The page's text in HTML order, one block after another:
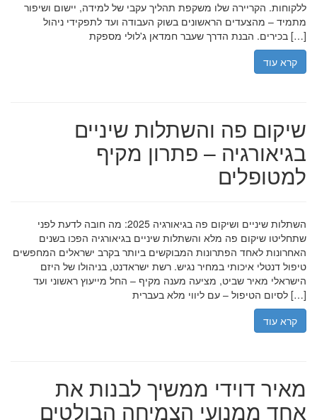
ללקוחות. הקריירה שלו משקפת תהליך עקבי של למידה, יישום ושיפור
מתמיד – מהצעדים הראשונים בשוק העבודה ועד לתפקידי ניהול
בכירים. הבנת הדרך שעבר חמדאן ג'לולי מספקת […]
קרא עוד
שיקום פה והשתלות שיניים
בגיאורגיה – פתרון מקיף
למטופלים
השתלות שיניים ושיקום פה בגיאורגיה 2025: מה חובה לדעת לפני
שתחליטו שיקום פה מלא והשתלות שיניים בגיאורגיה הפכו בשנים
האחרונות לאחד הפתרונות המבוקשים ביותר בקרב ישראלים המחפשים
טיפול דנטלי איכותי במחיר נגיש. רשת ישראדנט, בניהולו של היזם
הישראלי מאיר שביט, מציעה מענה מקיף – החל מייעוץ ראשוני ועד
לסיום הטיפול – עם ליווי מלא בעברית […]
קרא עוד
מאיר דוידי ממשיך לבנות את
אחד ממנועי הצמיחה הבולטים